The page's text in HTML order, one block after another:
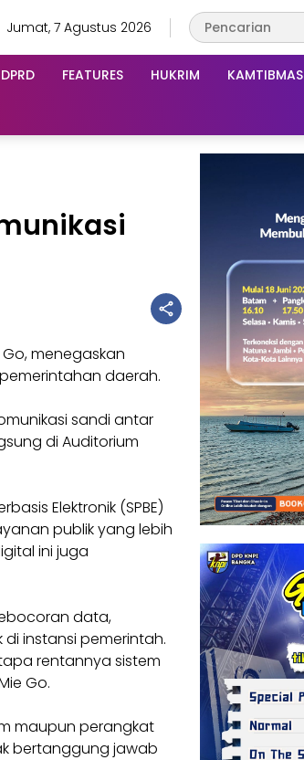
Jumat, 7 Agustus 2026
DPRD FEATURES HUKRIM KAMTIBMAS
Go, menegaskan
daerah.
sandi antar
di Auditorium
Elektronik (SPBE)
publik yang lebih
ini juga
data,
instansi pemerintah.
rentannya sistem
Go.
maupun perangkat
bertanggung jawab